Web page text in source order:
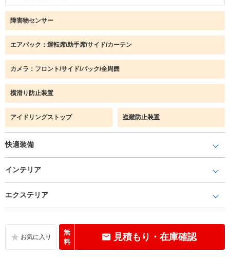
障害物センサー
エアバック：運転席/助手席/サイド/カーテン
カメラ：フロント/サイド/バック/全周囲
横滑り防止装置
アイドリングストップ 盗難防止装置
快適装備
インテリア
エクステリア
無
料
見積もり・在庫確認